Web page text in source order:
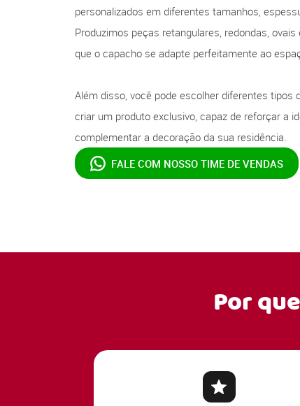
personalizados em diferentes tamanhos,
Produzimos peças retangulares, redondas,
que o capacho se adapte perfeitamente ao
Além disso, você pode escolher diferentes tipos
criar um produto exclusivo, capaz de reforçar a
complementar a decoração da sua residência.
FALE COM NOSSO TIME DE VENDAS
Por